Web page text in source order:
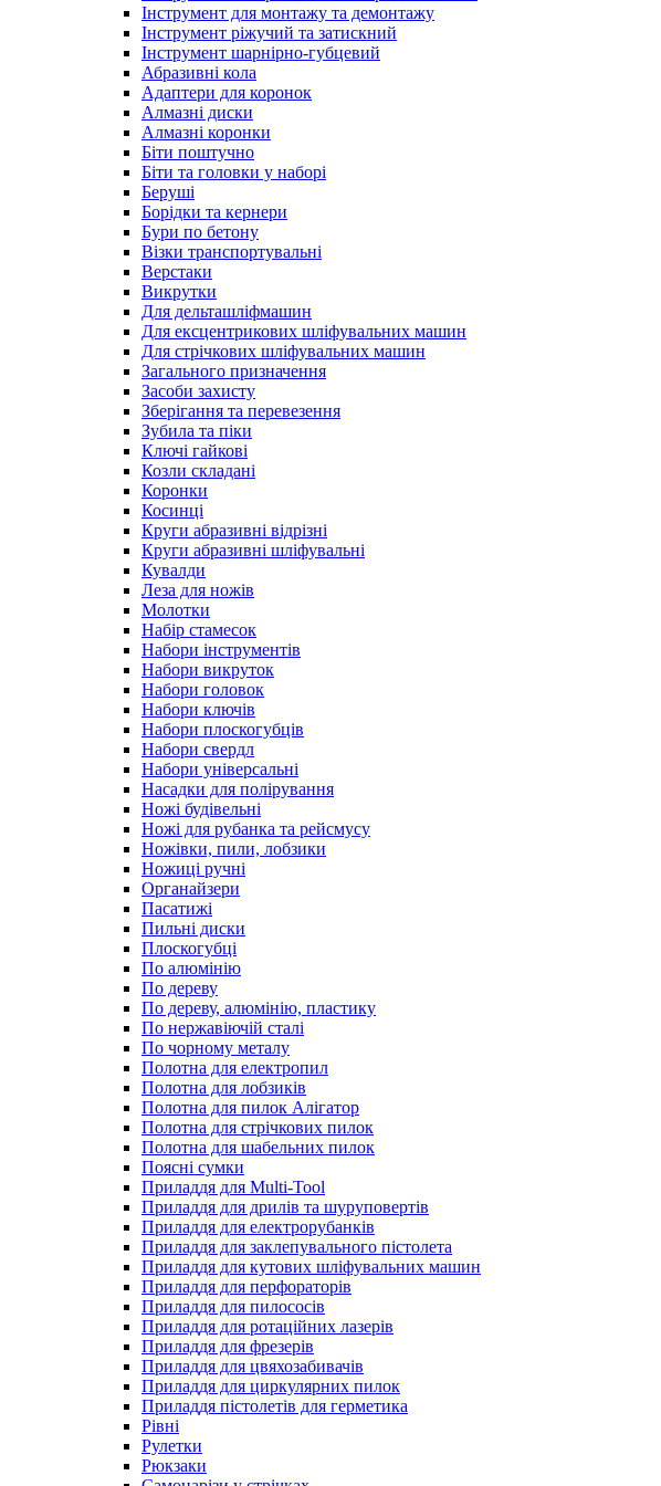
Інструмент для монтажу та демонтажу
Інструмент ріжучий та затискний
Інструмент шарнірно-губцевий
Абразивні кола
Адаптери для коронок
Алмазні диски
Алмазні коронки
Біти поштучно
Біти та головки у наборі
Беруші
Борідки та кернери
Бури по бетону
Візки транспортувальні
Верстаки
Викрутки
Для дельташліфмашин
Для ексцентрикових шліфувальних машин
Для стрічкових шліфувальних машин
Загального призначення
Засоби захисту
Зберігання та перевезення
Зубила та піки
Ключі гайкові
Козли складані
Коронки
Косинці
Круги абразивні відрізні
Круги абразивні шліфувальні
Кувалди
Леза для ножів
Молотки
Набір стамесок
Набори інструментів
Набори викруток
Набори головок
Набори ключів
Набори плоскогубців
Набори свердл
Набори універсальні
Насадки для полірування
Ножі будівельні
Ножі для рубанка та рейсмусу
Ножівки, пили, лобзики
Ножиці ручні
Органайзери
Пасатижі
Пильні диски
Плоскогубці
По алюмінію
По дереву
По дереву, алюмінію, пластику
По нержавіючій сталі
По чорному металу
Полотна для електропил
Полотна для лобзиків
Полотна для пилок Алігатор
Полотна для стрічкових пилок
Полотна для шабельних пилок
Поясні сумки
Приладдя для Multi-Tool
Приладдя для дрилів та шуруповертів
Приладдя для електрорубанків
Приладдя для заклепувального пістолета
Приладдя для кутових шліфувальних машин
Приладдя для перфораторів
Приладдя для пилососів
Приладдя для ротаційних лазерів
Приладдя для фрезерів
Приладдя для цвяхозабивачів
Приладдя для циркулярних пилок
Приладдя пістолетів для герметика
Рівні
Рулетки
Рюкзаки